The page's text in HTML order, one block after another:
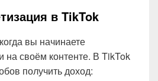
в TikTok
вы начинаете
на своём контенте. В TikTok
получить доход: